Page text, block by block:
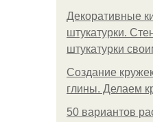
Декоративные
штукатурки.
штукатурки
Создание
глины. Делаем
50 вариантов